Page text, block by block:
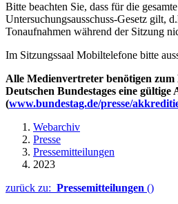
Bitte beachten Sie, dass für die
Untersuchungsausschuss-Gesetz gilt,
Tonaufnahmen während der Sitzung
Im Sitzungssaal Mobiltelefone bitte
Alle Medienvertreter benötigen zum
Deutschen Bundestages eine
(www.bundestag.de/presse/
Webarchiv
Presse
Pressemitteilungen
2023
zurück zu: Pressemitteilungen ()